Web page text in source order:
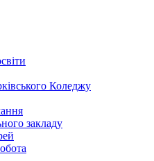
Коледжу
закладу